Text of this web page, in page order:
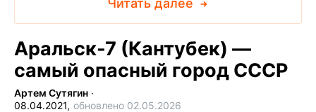
Читать далее
Аральск-7 (Кантубек) —
самый опасный город СССР
Артем Сутягин ∙
08.04.2021, обновлено 02.05.2026